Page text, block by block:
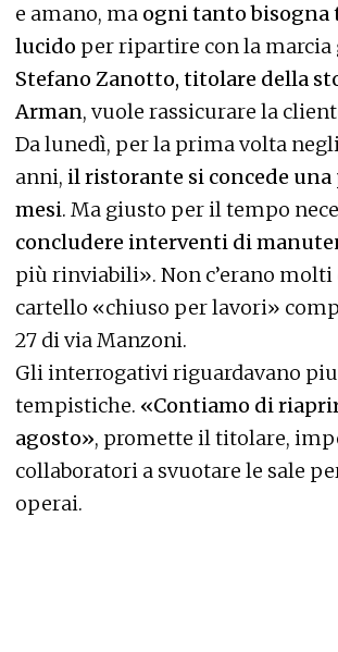
e amano, ma ogni tanto bisogna
lucido per ripartire con la marcia
Stefano Zanotto, titolare della
Arman, vuole rassicurare la
Da lunedì, per la prima volta
anni, il ristorante si concede una
mesi. Ma giusto per il tempo
concludere interventi di
più rinviabili». Non c’erano molti
cartello «chiuso per lavori»
27 di via Manzoni.
Gli interrogativi riguardavano
tempistiche. «Contiamo di
agosto», promette il titolare,
collaboratori a svuotare le sale
operai.